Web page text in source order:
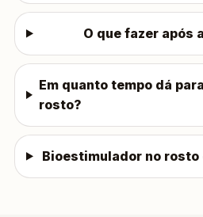
O que fazer após
Em quanto tempo dá
rosto?
Bioestimulador no rosto